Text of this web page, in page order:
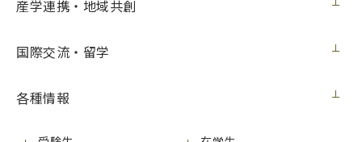
産学連携・地域共創
国際交流・留学
各種情報
オンライン授業、自習、昼食場所としての活用や教職員のワ
なお、使用については、「３密（密閉、密集、密接）」環境